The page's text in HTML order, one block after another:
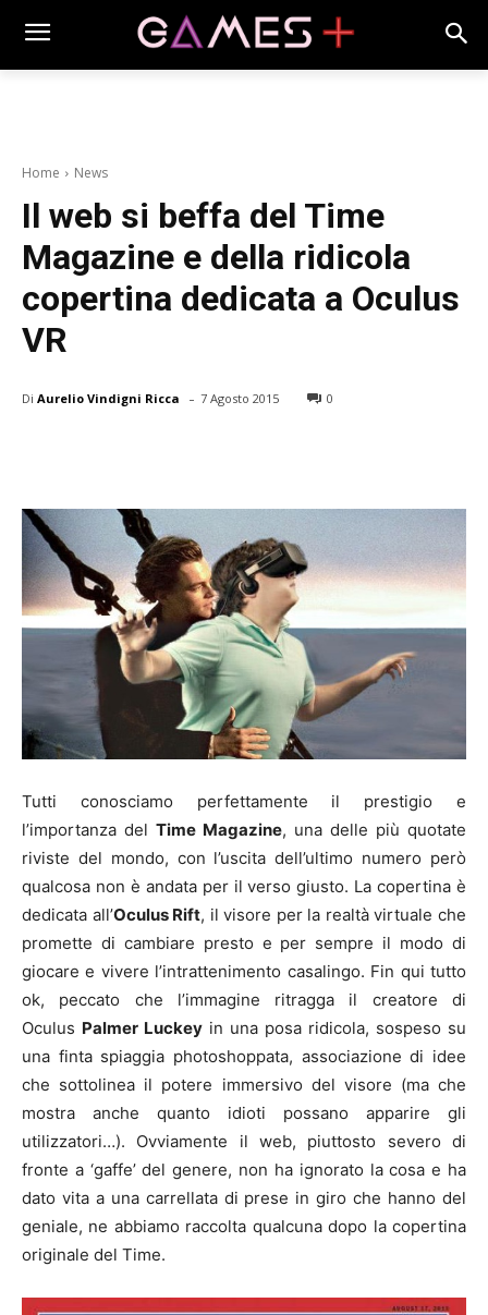
Home News
Il web si beffa del Time
Magazine e della ridicola
copertina dedicata a Oculus
VR
Di Aurelio Vindigni Ricca - 7 Agosto 2015 0
Tutti conosciamo perfettamente il prestigio e
l’importanza del Time Magazine, una delle più quotate
riviste del mondo, con l’uscita dell’ultimo numero però
qualcosa non è andata per il verso giusto. La copertina è
dedicata all’Oculus Rift, il visore per la realtà virtuale che
promette di cambiare presto e per sempre il modo di
giocare e vivere l’intrattenimento casalingo. Fin qui tutto
ok, peccato che l’immagine ritragga il creatore di
Oculus Palmer Luckey in una posa ridicola, sospeso su
una finta spiaggia photoshoppata, associazione di idee
che sottolinea il potere immersivo del visore (ma che
mostra anche quanto idioti possano apparire gli
utilizzatori…). Ovviamente il web, piuttosto severo di
fronte a ‘gaffe’ del genere, non ha ignorato la cosa e ha
dato vita a una carrellata di prese in giro che hanno del
geniale, ne abbiamo raccolta qualcuna dopo la copertina
originale del Time.